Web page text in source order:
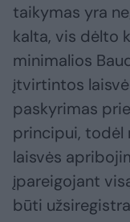
taikymas yra
kalta, vis dėlto
minimalios
įtvirtintos
paskyrimas
principui, todėl
laisvės
įpareigojant
būti